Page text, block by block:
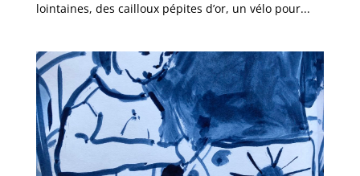
lointaines, des cailloux pépites d’or, un vélo pour...